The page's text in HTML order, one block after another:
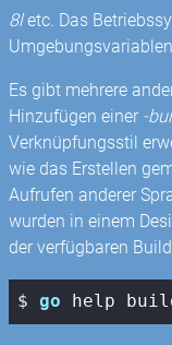
8letc. Das
Umgebungsvariablen
Es gibt mehrere
Hinzufügen einer -
Verknüpfungsstil
wie das Erstellen
Aufrufen anderer
wurden in einem
der verfügbaren
$ go help